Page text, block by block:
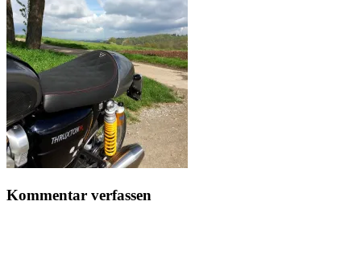
Kommentar verfassen